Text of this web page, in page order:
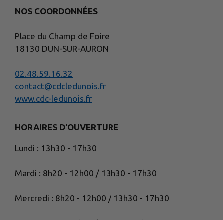
NOS COORDONNÉES
Place du Champ de Foire
18130 DUN-SUR-AURON
02.48.59.16.32
contact@cdcledunois.fr
www.cdc-ledunois.fr
HORAIRES D'OUVERTURE
Lundi : 13h30 - 17h30
Mardi : 8h20 - 12h00 / 13h30 - 17h30
Mercredi : 8h20 - 12h00 / 13h30 - 17h30